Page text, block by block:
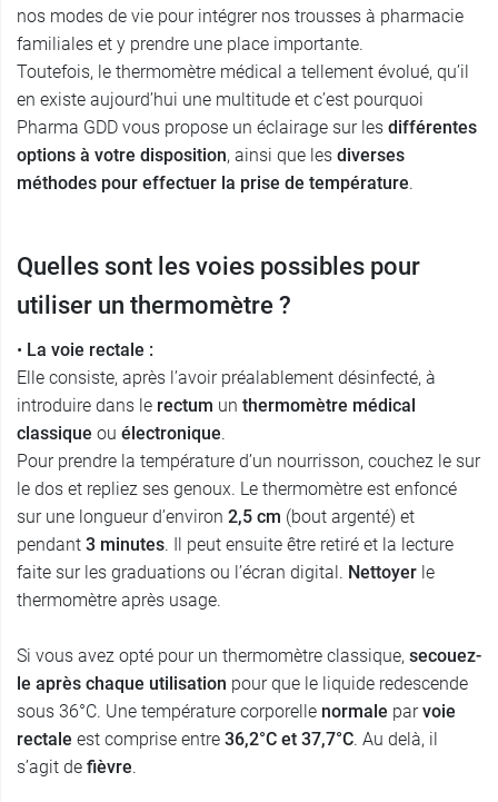
nos modes de vie pour intégrer nos trousses à pharmacie
familiales et y prendre une place importante.
Toutefois, le thermomètre médical a tellement évolué, qu’il
en existe aujourd’hui une multitude et c’est pourquoi
Pharma GDD vous propose un éclairage sur les différentes
options à votre disposition, ainsi que les diverses
méthodes pour effectuer la prise de température.
Quelles sont les voies possibles pour
utiliser un thermomètre ?
• La voie rectale :
Elle consiste, après l’avoir préalablement désinfecté, à
introduire dans le rectum un thermomètre médical
classique ou électronique.
Pour prendre la température d’un nourrisson, couchez le sur
le dos et repliez ses genoux. Le thermomètre est enfoncé
sur une longueur d’environ 2,5 cm (bout argenté) et
pendant 3 minutes. Il peut ensuite être retiré et la lecture
faite sur les graduations ou l’écran digital. Nettoyer le
thermomètre après usage.
Si vous avez opté pour un thermomètre classique, secouez-
le après chaque utilisation pour que le liquide redescende
sous 36°C. Une température corporelle normale parvoie
rectale est comprise entre 36,2°C et 37,7°C. Au delà, il
s’agit de fièvre.